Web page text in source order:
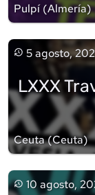
Pulpí(Almería)
5 agosto,
LXXX
Ceuta(Ceuta)
10 agosto,